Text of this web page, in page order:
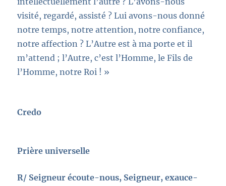
visité, regardé, assisté ? Lui avons-nous donné
notre temps, notre attention, notre confiance,
notre affection ? L’Autre est à ma porte et il
m’attend ; l’Autre, c’est l’Homme, le Fils de
l’Homme, notre Roi ! »
Credo
Prière universelle
R/ Seigneur écoute-nous, Seigneur, exauce-